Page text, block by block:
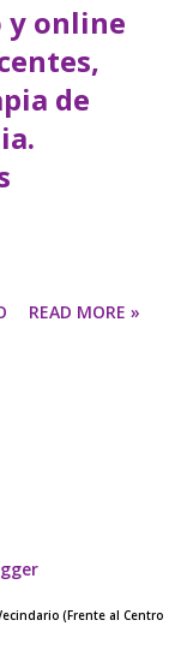
y online
de
READ MORE »
(Frente al Centro